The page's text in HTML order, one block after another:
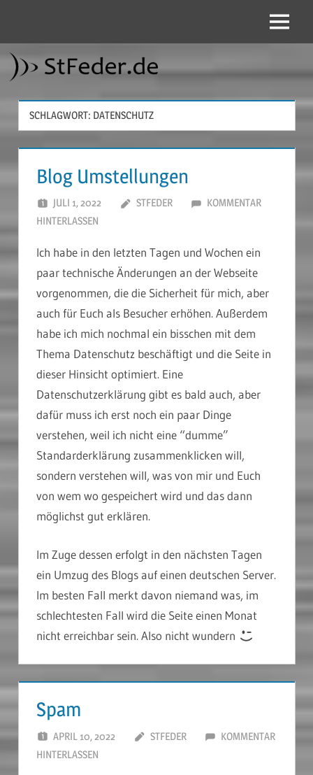
springen
Menü
SCHLAGWORT: DATENSCHUTZ
Blog Umstellungen
JULI 1, 2022 STFEDER
KOMMENTAR
HINTERLASSEN
Ich habe in den letzten Tagen und Wochen ein
paar technische Änderungen an der Webseite
vorgenommen, die die Sicherheit für mich, aber
auch für Euch als Besucher erhöhen. Außerdem
habe ich mich nochmal ein bisschen mit dem
Thema Datenschutz beschäftigt und die Seite in
dieser Hinsicht optimiert. Eine
Datenschutzerklärung gibt es bald auch, aber
dafür muss ich erst noch ein paar Dinge
verstehen, weil ich nicht eine “dumme”
Standarderklärung zusammenklicken will,
sondern verstehen will, was von mir und Euch
von wem wo gespeichert wird und das dann
möglichst gut erklären.
Im Zuge dessen erfolgt in den nächsten Tagen
ein Umzug des Blogs auf einen deutschen Server.
Im besten Fall merkt davon niemand was, im
schlechtesten Fall wird die Seite einen Monat
nicht erreichbar sein. Also nicht wundern
Spam
APRIL 10, 2022 STFEDER
KOMMENTAR
HINTERLASSEN